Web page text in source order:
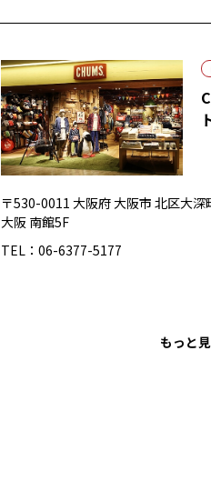
〒530-0011 大阪府 大阪市 北区大
大阪 南館5F
TEL：06-6377-5177
もっと